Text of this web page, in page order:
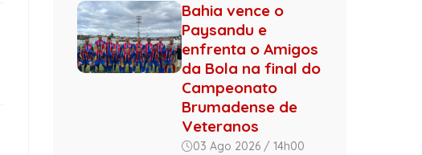
Bahia vence o
Paysandu e
enfrenta o Amigos
da Bola na final do
Campeonato
Brumadense de
Veteranos
03 Ago 2026 / 14h00